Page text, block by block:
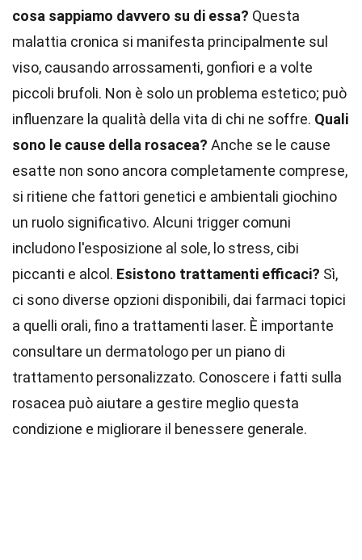
cosa sappiamo davvero su di essa? Questa
malattia cronica si manifesta principalmente sul
viso, causando arrossamenti, gonfiori e a volte
piccoli brufoli. Non è solo un problema estetico; può
influenzare la qualità della vita di chi ne soffre. Quali
sono le cause della rosacea? Anche se le cause
esatte non sono ancora completamente comprese,
si ritiene che fattori genetici e ambientali giochino
un ruolo significativo. Alcuni trigger comuni
includono l'esposizione al sole, lo stress, cibi
piccanti e alcol. Esistono trattamenti efficaci? Sì,
ci sono diverse opzioni disponibili, dai farmaci topici
a quelli orali, fino a trattamenti laser. È importante
consultare un dermatologo per un piano di
trattamento personalizzato. Conoscere i fatti sulla
rosacea può aiutare a gestire meglio questa
condizione e migliorare il benessere generale.